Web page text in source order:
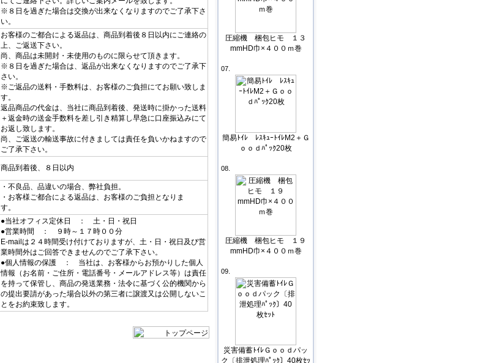
※８日を過ぎた場合は交換が出来なくなりますのでご了承下さ
い。
お客様のご都合による返品は、商品到着後８日以内にご連絡の
上、ご返送下さい。
尚、商品は未開封・未使用のものに限らせて頂きます。
※８日を過ぎた場合は、返品が出来なくなりますのでご了承下
さい。
※ご返品の送料・手数料は、お客様のご負担にてお願い致しま
す。
返品商品の代金は、当社に商品到着後、発送時に掛かった送料
＋返金時の送金手数料を差し引き精算し早急に口座振込みにて
お返し致します。
尚、ご返送の輸送事故に付きましては責任を負いかねますので
ご了承下さい。
商品到着後、８日以内
・不良品、品違いの場合、弊社負担。
・お客様ご都合による返品は、お客様のご負担となりま
す。
●当社オフィス定休日 ： 土・日・祝日
●営業時間 ： ９時～１７時００分
E-mailは２４時間受け付けておりますが、土・日・祝日及び営
業時間外はご回答できませんのでご了承下さい。
●個人情報の保護 ： 当社は、お客様からお預かりした個人
情報（お名前・ご住所・電話番号・メールアドレス等）は責任
を持って保管し、商品の発送業務・法令に基づく公的機関から
の提出要請があった場合以外の第三者に譲渡又は公開しないこ
とをお約束致します。
圧縮機 梱包ヒモ １３
mmHD巾×４００ｍ巻
07.
簡易ﾄｲﾚ ﾚｽｷｭｰﾄｲﾚM2＋Ｇ
ｏｏｄﾊﾟｯｸ20枚
08.
圧縮機 梱包ヒモ １９
mmHD巾×４００ｍ巻
09.
災害備蓄ﾄｲﾚＧｏｏｄパッ
ク〔排泄処理ﾊﾟｯｸ〕40枚ｾｯ